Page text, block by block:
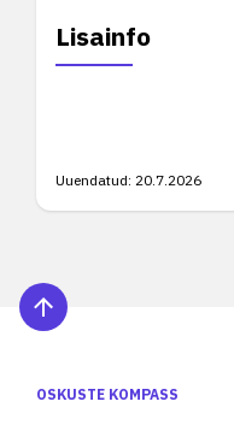
Lisainfo
Uuendatud: 20.7.2026
OSKUSTE KOMPASS